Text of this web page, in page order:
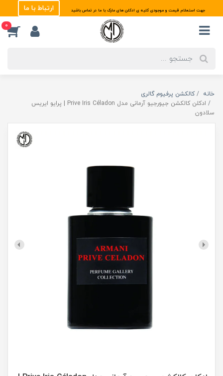
جهت استعلام قیمت و موجودی کلیه ی ادکلن های مارک با ما در تماس باشید ارتباط با ما
0
خانه
کالکشن پرفیوم گالری
ادکلن کالکشن جیورجیو آرمانی مدل Prive Iris Céladon | پرایو ایریس
سلادون